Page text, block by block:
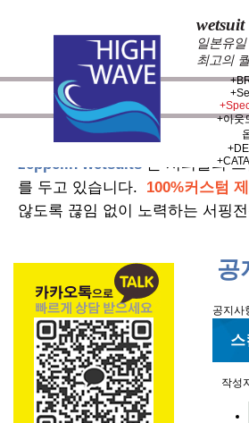
wetsuit
일본유
최고의
+
+
+
+아웃
+
+
zeppelin wetsuits 는 서퍼들의
를 두고 있습니다. 100%커스텀
않도록 끊임 없이 노력하는 서핑
공
공지사
작성